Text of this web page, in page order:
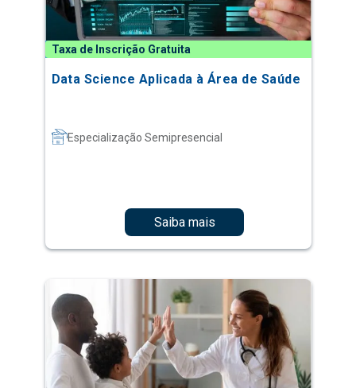
Taxa de Inscrição Gratuita
Data Science Aplicada à Área de Saúde
Especialização Semipresencial
Saiba mais